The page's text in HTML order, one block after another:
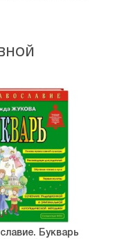
Букварь